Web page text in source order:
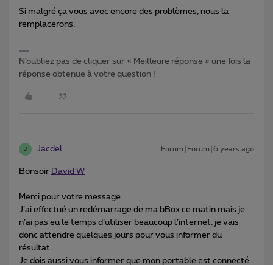
Si malgré ça vous avec encore des problèmes, nous la
remplacerons.
N’oubliez pas de cliquer sur « Meilleure réponse » une fois la
réponse obtenue à votre question !
J Jacdel Forum|Forum|6 years ago
Bonsoir David W
Merci pour votre message.
J’ai effectué un redémarrage de ma bBox ce matin mais je
n’ai pas eu le temps d’utiliser beaucoup l’internet, je vais
donc attendre quelques jours pour vous informer du
résultat .
Je dois aussi vous informer que mon portable est connecté